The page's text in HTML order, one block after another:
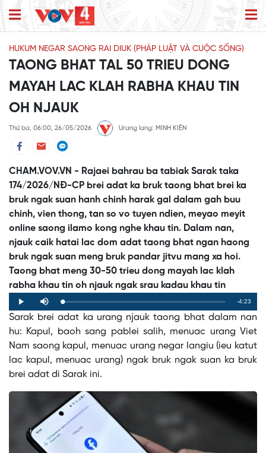
HUKUM NEGAR SAONG RAI DIUK (PHÁP LUẬT VÀ CUỘC SỐNG)
TAONG BHAT TAL 50 TRIEU DONG
MAYAH LAC KLAH RABHA KHAU TIN
OH NJAUK
Thứ ba, 06:00, 26/05/2026 Urang lang: MINH KIÊN
CHAM.VOV.VN - Rajaei bahrau ba tabiak Sarak taka
174/2026/NĐ-CP brei adat ka bruk taong bhat brei ka
bruk ngak suan hanh chinh harak gal dalam gah buu
chinh, vien thong, tan so vo tuyen ndien, meyao meyit
online saong ilamo kong nghe khau tin. Dalam nan,
njauk caik hatai lac dom adat taong bhat ngan haong
bruk ngak suan meng bruk pandar jitvu mang xa hoi.
Taong bhat meng 30-50 trieu dong mayah lac klah
rabha khau tin oh njauk ngak srau kadau khau tin
Play Mute Loaded:
0%
Progress:
0%
Remaining
Time
-4:23
Sarak brei adat ka urang njauk taong bhat dalam nan
hu: Kapul, baoh sang pablei salih, menuac urang Viet
Nam saong kapul, menuac urang negar langiu (ieu katut
lac kapul, menuac urang) ngak bruk ngak suan ka bruk
brei adat di Sarak ini.